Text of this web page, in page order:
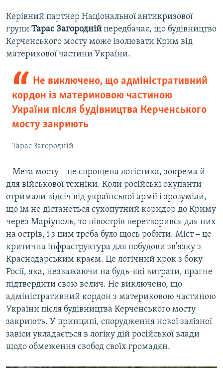
Керівний партнер Національної антикризової
групи Тарас Загородній передбачає, що будівництво
Керченського мосту може ізолювати Крим від
материкової частини України.
Не виключено, що адміністративний
кордон із материковою частиною
України після будівництва Керченського
мосту закриють
Тарас Загородній
‒ Мета мосту ‒ це спрощена логістика, зокрема й
для військової техніки. Коли російські окупанти
отримали відсіч від української армії і зрозуміли,
що їм не дістанеться сухопутний коридор до Криму
через Маріуполь, то півострів перетворився для них
на острів, і з цим треба було щось робити. Міст ‒ це
критична інфраструктура для побудови зв'язку з
Краснодарським краєм. Це логічний крок з боку
Росії, яка, незважаючи на будь-які витрати, прагне
підтвердити свою велич. Не виключено, що
адміністративний кордон з материковою частиною
України після будівництва Керченського мосту
закриють. У принципі, спорудження нової залізної
завіси укладається в логіку дій російської влади
щодо обмеження свобод своїх громадян.